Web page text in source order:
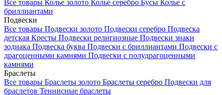
Все товары Колье золото Колье серебро Бусы Колье с
бриллиантами
Подвески
Все товары Подвески золото Подвески серебро Подвеска
детская Кресты Подвески религиозные Подвески знаки
зодиака Подвеска буква Подвески с бриллиантами Подвески с
драгоценными камнями Подвески с полудрагоценными
камнями
Браслеты
Все товары Браслеты золото Браслеты серебро Подвески для
браслетов Теннисные браслеты